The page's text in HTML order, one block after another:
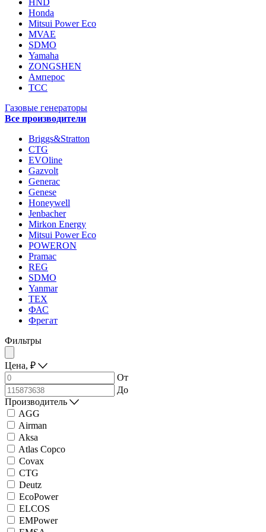
HND
Honda
Mitsui Power Eco
MVAE
SDMO
Yamaha
ZONGSHEN
Амперос
ТСС
Газовые генераторы
Все производители
Briggs&Stratton
CTG
EVOline
Gazvolt
Generac
Genese
Honeywell
Jenbacher
Mirkon Energy
Mitsui Power Eco
POWERON
Pramac
REG
SDMO
Yanmar
ТЕХ
ФАС
Фрегат
Фильтры
Цена, ₽
От
До
Производитель
AGG
Airman
Aksa
Atlas Copco
Covax
CTG
Deutz
EcoPower
ELCOS
EMPower